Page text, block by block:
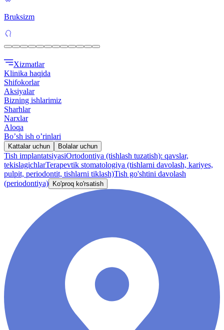
Bruksizm
Xizmatlar
Klinika haqida
Shifokorlar
Aksiyalar
Bizning ishlarimiz
Sharhlar
Narxlar
Aloqa
Boʼsh ish oʼrinlari
Kattalar uchun Bolalar uchun
Tish implantatsiyasiOrtodontiya (tishlash tuzatish): qavslar,
tekislagichlarTerapevtik stomatologiya (tishlarni davolash, kariyes,
pulpit, periodontit, tishlarni tiklash)Tish go'shtini davolash
(periodontiya)
Ko'proq ko'rsatish